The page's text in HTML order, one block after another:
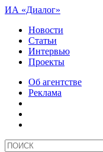
ИА «Диалог»
Новости
Статьи
Интервью
Проекты
Об агентстве
Реклама